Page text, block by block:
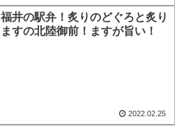
福井の駅弁！炙りのどぐろと炙り
ますの北陸御前！ますが旨い！
2022.02.25